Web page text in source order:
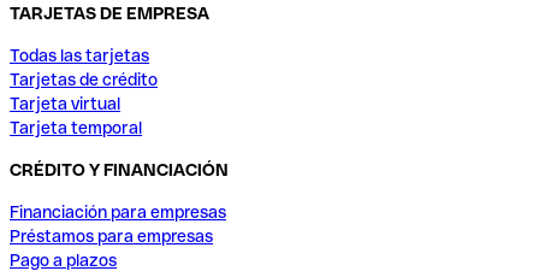
TARJETAS DE EMPRESA
Todas las tarjetas
Tarjetas de crédito
Tarjeta virtual
Tarjeta temporal
CRÉDITO Y FINANCIACIÓN
Financiación para empresas
Préstamos para empresas
Pago a plazos